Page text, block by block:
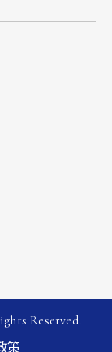
Reserved.
策